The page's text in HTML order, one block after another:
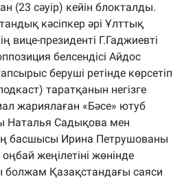
(23 сәуір) кейін блокталды.
кәсіпкер әрі Ұлттық
вице-президенті Г.Гаджиевті
белсендісі Айдос
беруші ретінде көрсетіп
таратқанын негізге
жариялаған «Бәсе» ютуб
Наталья Садықова мен
басшысы Ирина Петрушованы
жеңілетіні жөнінде
Қазақстандағы саяси